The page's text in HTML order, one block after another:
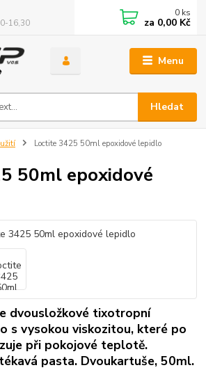
Menu
Hledat
16,30
0 ks
za 0,00 Kč
Loctite 3425 50ml epoxidové lepidlo
50ml epoxidové
dvousložkové tixotropní
s vysokou viskozitou, které po
při pokojové teplotě.
pasta. Dvoukartuše, 50ml.